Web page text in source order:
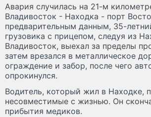
Авария случилась на 21-м
Владивосток - Находка - порт
предварительным данным, 35-
грузовика с прицепом, следуя из
Владивосток, выехал за пределы
затем врезался в металлическое
ограждение и забор, после чего
опрокинулся.
Водитель, который жил в Находке,
несовместимые с жизнью. Он
прибытия медиков.